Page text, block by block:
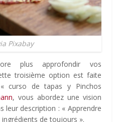
Pixabay
plus approfondir vos
troisième option est faite
curso de tapas y Pinchos
, vous abordez une vision
description : « Apprendre
de toujours ».